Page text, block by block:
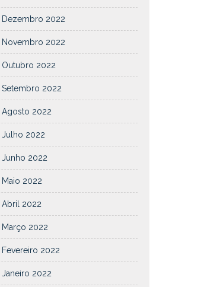
Dezembro 2022
Novembro 2022
Outubro 2022
Setembro 2022
Agosto 2022
Julho 2022
Junho 2022
Maio 2022
Abril 2022
Março 2022
Fevereiro 2022
Janeiro 2022